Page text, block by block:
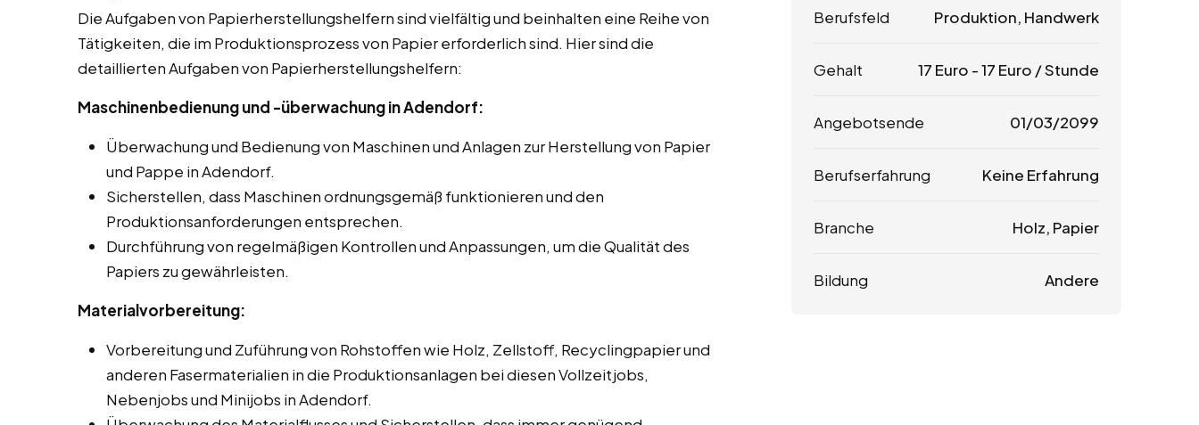
Die Aufgaben von Papierherstellungshelfern sind vielfältig und beinhalten eine Reihe von
Tätigkeiten, die im Produktionsprozess von Papier erforderlich sind. Hier sind die
detaillierten Aufgaben von Papierherstellungshelfern:
Maschinenbedienung und -überwachung in Adendorf:
Überwachung und Bedienung von Maschinen und Anlagen zur Herstellung von Papier
und Pappe in Adendorf.
Sicherstellen, dass Maschinen ordnungsgemäß funktionieren und den
Produktionsanforderungen entsprechen.
Durchführung von regelmäßigen Kontrollen und Anpassungen, um die Qualität des
Papiers zu gewährleisten.
Materialvorbereitung:
Vorbereitung und Zuführung von Rohstoffen wie Holz, Zellstoff, Recyclingpapier und
anderen Fasermaterialien in die Produktionsanlagen bei diesen Vollzeitjobs,
Nebenjobs und Minijobs in Adendorf.
Berufsfeld Produktion, Handwerk
Gehalt 17 Euro -17 Euro / Stunde
Angebotsende 01/03/2099
Berufserfahrung Keine Erfahrung
Branche Holz, Papier
Bildung Andere